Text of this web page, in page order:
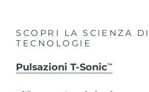
SCOPRI LA SCIENZA
TECNOLOGIE
Pulsazioni T-SonicTM